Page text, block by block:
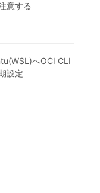
意する
へOCI CLI
設定